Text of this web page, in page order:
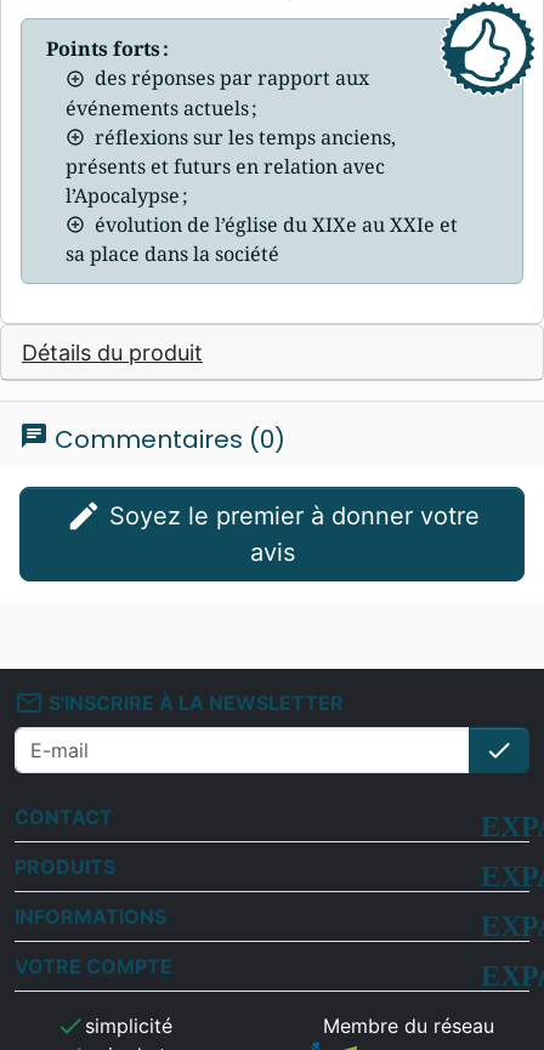
Points forts :
des réponses par rapport aux
événements actuels ;
réflexions sur les temps anciens,
présents et futurs en relation avec
l’Apocalypse ;
évolution de l’église du XIXe au XXIe et
sa place dans la société
Détails du produit
chat Commentaires (0)
edit
avis
mail_outline S'INSCRIRE À LA NEWSLETTER
check
CONTACT
PRODUITS
INFORMATIONS
VOTRE COMPTE
check simplicité Membre du réseau